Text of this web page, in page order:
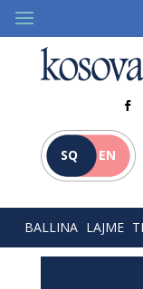
SQ EN
BALLINA LAJME